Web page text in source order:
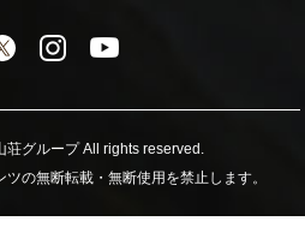
グループ All rights reserved.
の無断転載・無断使用を禁止します。